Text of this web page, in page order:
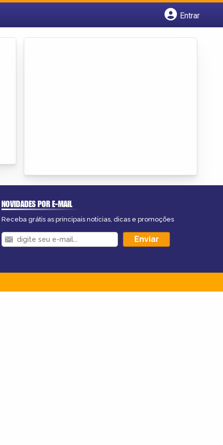
Entrar
NOVIDADES POR E-MAIL
Receba grátis as principais notícias, dicas e promoções